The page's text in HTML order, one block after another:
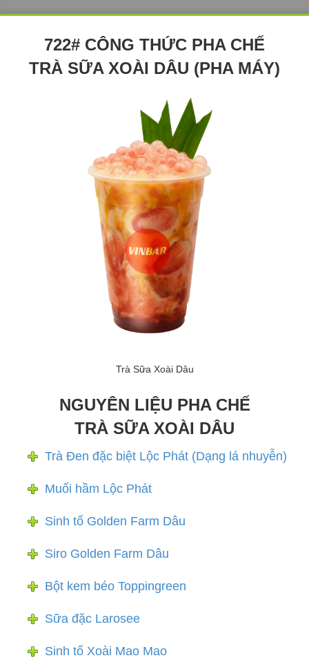
722# CÔNG THỨC PHA CHẾ
TRÀ SỮA XOÀI DÂU (PHA MÁY)
Trà Sữa Xoài Dâu
NGUYÊN LIỆU PHA CHẾ
TRÀ SỮA XOÀI DÂU
Trà Đen đặc biệt Lộc Phát (Dạng lá nhuyễn)
Muối hầm Lộc Phát
Sinh tố Golden Farm Dâu
Siro Golden Farm Dâu
Bột kem béo Toppingreen
Sữa đặc Larosee
Sinh tố Xoài Mao Mao